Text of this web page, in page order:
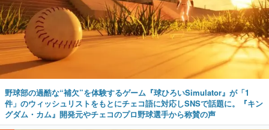
野球部の過酷な“補欠”を体験するゲーム『球ひろいSimulator』が「1
件」のウィッシュリストをもとにチェコ語に対応しSNSで話題に。『キン
グダム・カム』開発元やチェコのプロ野球選手から称賛の声